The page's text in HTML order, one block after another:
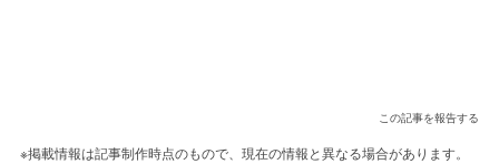
この記事を報告する
※掲載情報は記事制作時点のもので、現在の情報と異なる場合があります。